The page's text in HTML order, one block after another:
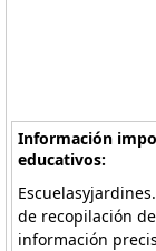
Información
educativos:
de recopilación
información